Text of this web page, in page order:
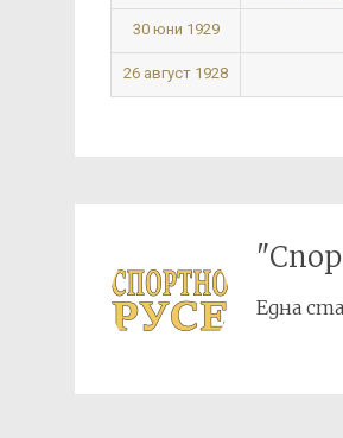
30 юни 1929
26 август 1928
Една